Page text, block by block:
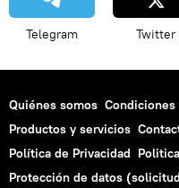
Telegram Twitter
Quiénes somos Condiciones
Productos y servicios
Política de Privacidad
Protección de datos